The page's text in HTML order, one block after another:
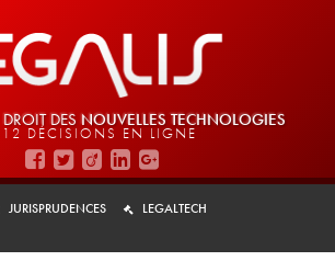
DROIT DES NOUVELLES TECHNOLOGIES
DÉCISIONS EN LIGNE
JURISPRUDENCES
LEGALTECH